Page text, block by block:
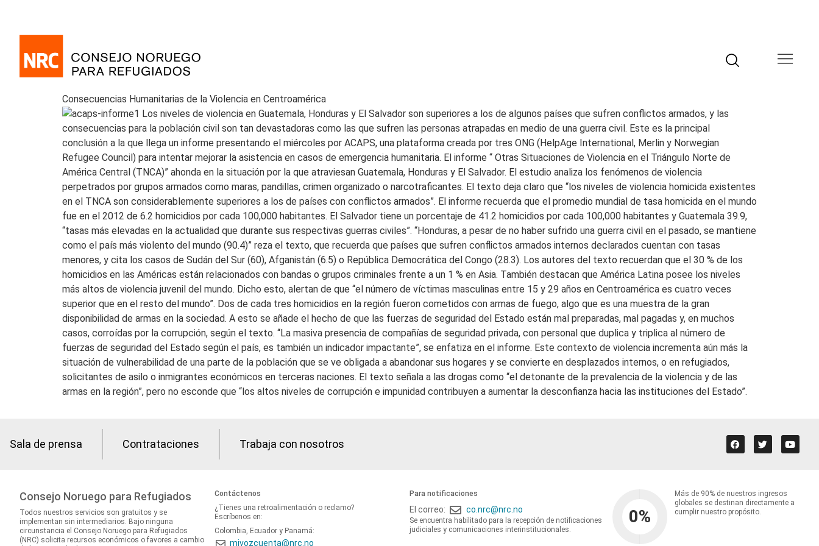
Consecuencias Humanitarias de la Violencia en Centroamérica
Los niveles de violencia en Guatemala, Honduras y El Salvador son superiores a los de algunos países que sufren conflictos armados, y las
consecuencias para la población civil son tan devastadoras como las que sufren las personas atrapadas en medio de una guerra civil. Este es la principal
conclusión a la que llega un informe presentando el miércoles por ACAPS, una plataforma creada por tres ONG (HelpAge International, Merlin y Norwegian
Refugee Council) para intentar mejorar la asistencia en casos de emergencia humanitaria. El informe “ Otras Situaciones de Violencia en el Triángulo Norte de
América Central (TNCA)” ahonda en la situación por la que atraviesan Guatemala, Honduras y El Salvador. El estudio analiza los fenómenos de violencia
perpetrados por grupos armados como maras, pandillas, crimen organizado o narcotraficantes. El texto deja claro que “los niveles de violencia homicida existentes
en el TNCA son considerablemente superiores a los de países con conflictos armados”. El informe recuerda que el promedio mundial de tasa homicida en el mundo
fue en el 2012 de 6.2 homicidios por cada 100,000 habitantes. El Salvador tiene un porcentaje de 41.2 homicidios por cada 100,000 habitantes y Guatemala 39.9,
“tasas más elevadas en la actualidad que durante sus respectivas guerras civiles”. “Honduras, a pesar de no haber sufrido una guerra civil en el pasado, se mantiene
como el país más violento del mundo (90.4)” reza el texto, que recuerda que países que sufren conflictos armados internos declarados cuentan con tasas
menores, y cita los casos de Sudán del Sur (60), Afganistán (6.5) o República Democrática del Congo (28.3). Los autores del texto recuerdan que el 30 % de los
homicidios en las Américas están relacionados con bandas o grupos criminales frente a un 1 % en Asia. También destacan que América Latina posee los niveles
más altos de violencia juvenil del mundo. Dicho esto, alertan de que “el número de víctimas masculinas entre 15 y 29 años en Centroamérica es cuatro veces
superior que en el resto del mundo”. Dos de cada tres homicidios en la región fueron cometidos con armas de fuego, algo que es una muestra de la gran
disponibilidad de armas en la sociedad. A esto se añade el hecho de que las fuerzas de seguridad del Estado están mal preparadas, mal pagadas y, en muchos
casos, corroídas por la corrupción, según el texto. “La masiva presencia de compañías de seguridad privada, con personal que duplica y triplica al número de
fuerzas de seguridad del Estado según el país, es también un indicador impactante”, se enfatiza en el informe. Este contexto de violencia incrementa aún más la
situación de vulnerabilidad de una parte de la población que se ve obligada a abandonar sus hogares y se convierte en desplazados internos, o en refugiados,
solicitantes de asilo o inmigrantes económicos en terceras naciones. El texto señala a las drogas como “el detonante de la prevalencia de la violencia y de las
armas en la región”, pero no esconde que “los altos niveles de corrupción e impunidad contribuyen a aumentar la desconfianza hacia las instituciones del Estado”.
Sala de prensa Contrataciones Trabaja con nosotros
Consejo Noruego para Refugiados
Todos nuestros servicios son gratuitos y se
implementan sin intermediarios. Bajo ninguna
circunstancia el Consejo Noruego para Refugiados
(NRC) solicita recursos económicos o favores a cambio
Contáctenos
¿Tienes una retroalimentación o reclamo?
Escríbenos en:
Colombia, Ecuador y Panamá:
mivozcuenta@nrc.no
Para notificaciones
El correo: co.nrc@nrc.no
Se encuentra habilitado para la recepción de notificaciones
judiciales y comunicaciones interinstitucionales.
0%
Más de 90% de nuestros ingresos
globales se destinan directamente a
cumplir nuestro propósito.